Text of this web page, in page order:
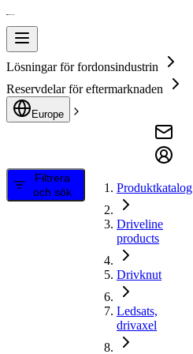
Lösningar för fordonsindustrin
Reservdelar för eftermarknaden
Europe
Filtrera
och sök
Produktkatalog
Driveline
products
Drivknut
Ledsats,
drivaxel